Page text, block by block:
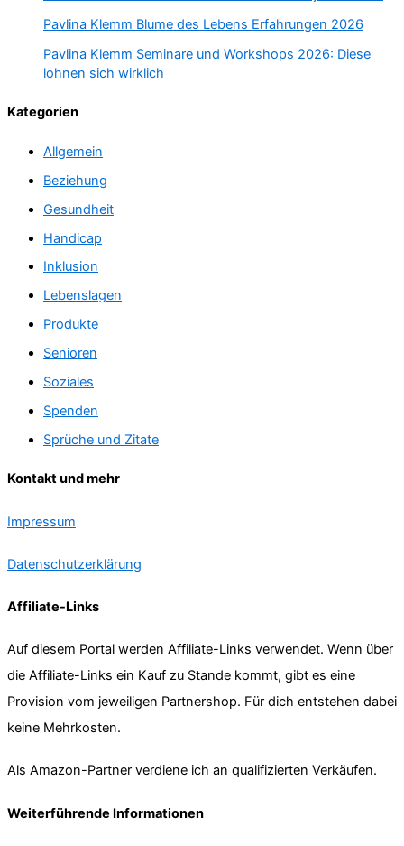
Pavlina Klemm Blume des Lebens Erfahrungen 2026
Pavlina Klemm Seminare und Workshops 2026: Diese
lohnen sich wirklich
Kategorien
Allgemein
Beziehung
Gesundheit
Handicap
Inklusion
Lebenslagen
Produkte
Senioren
Soziales
Spenden
Sprüche und Zitate
Kontakt und mehr
Impressum
Datenschutzerklärung
Affiliate-Links
Auf diesem Portal werden Affiliate-Links verwendet. Wenn über
die Affiliate-Links ein Kauf zu Stande kommt, gibt es eine
Provision vom jeweiligen Partnershop. Für dich entstehen dabei
keine Mehrkosten.
Als Amazon-Partner verdiene ich an qualifizierten Verkäufen.
Weiterführende Informationen